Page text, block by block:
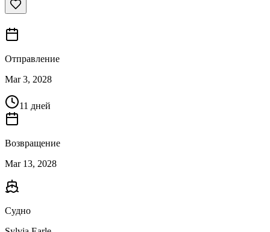
Отправление
Mar 3, 2028
11 дней
Возвращение
Mar 13, 2028
Судно